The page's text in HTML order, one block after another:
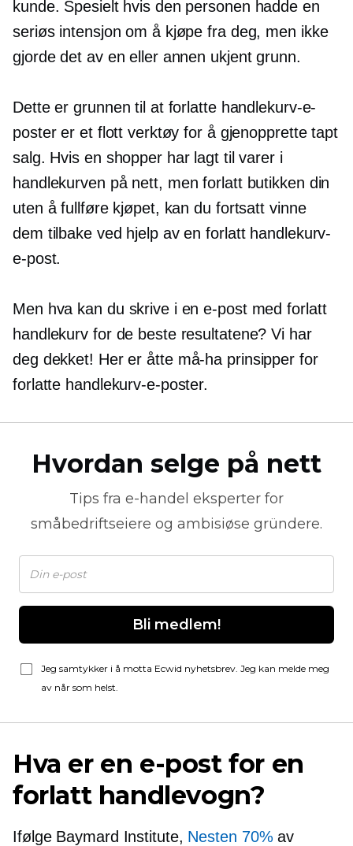
kunde. Spesielt hvis den personen hadde en
seriøs intensjon om å kjøpe fra deg, men ikke
gjorde det av en eller annen ukjent grunn.
Dette er grunnen til at forlatte handlekurv-e-
poster er et flott verktøy for å gjenopprette tapt
salg. Hvis en shopper har lagt til varer i
handlekurven på nett, men forlatt butikken din
uten å fullføre kjøpet, kan du fortsatt vinne
dem tilbake ved hjelp av en forlatt handlekurv-
e-post.
Men hva kan du skrive i en e-post med forlatt
handlekurv for de beste resultatene? Vi har
deg dekket! Her er åtte må-ha prinsipper for
forlatte handlekurv-e-poster.
Hvordan selge på nett
Tips fra e-handel eksperter for
småbedriftseiere og ambisiøse gründere.
Bli medlem!
Jeg samtykker i å motta Ecwid nyhetsbrev. Jeg kan melde meg
av når som helst.
Hva er en e-post for en
forlatt handlevogn?
Ifølge Baymard Institute, Nesten 70% av